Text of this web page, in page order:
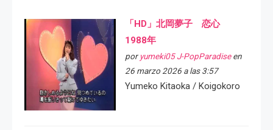
「HD」北岡夢子 恋心
1988年
por yumeki05 J-PopParadiseen
26 marzo 2026 a las 3:57
Yumeko Kitaoka / Koigokoro